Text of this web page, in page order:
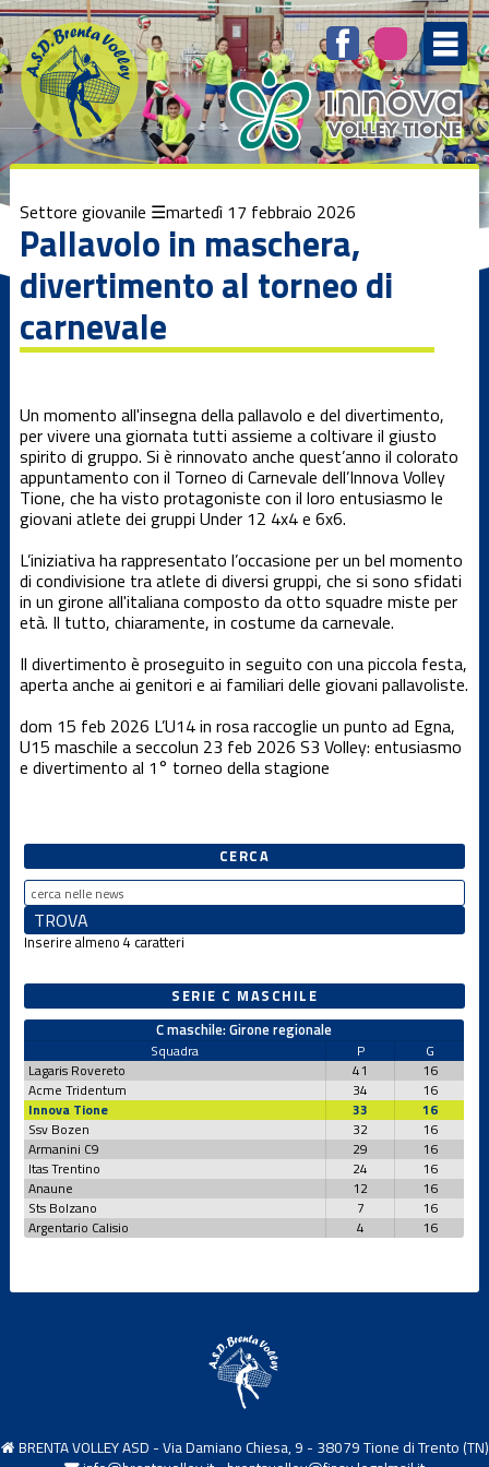
Settore giovanile martedì 17 febbraio 2026
Pallavolo in maschera,
divertimento al torneo di
carnevale
Un momento all'insegna della pallavolo e del divertimento,
per vivere una giornata tutti assieme a coltivare il giusto
spirito di gruppo. Si è rinnovato anche quest’anno il colorato
appuntamento con il Torneo di Carnevale dell’Innova Volley
Tione, che ha visto protagoniste con il loro entusiasmo le
giovani atlete dei gruppi Under 12 4x4 e 6x6.
L’iniziativa ha rappresentato l’occasione per un bel momento
di condivisione tra atlete di diversi gruppi, che si sono sfidati
in un girone all'italiana composto da otto squadre miste per
età. Il tutto, chiaramente, in costume da carnevale.
Il divertimento è proseguito in seguito con una piccola festa,
aperta anche ai genitori e ai familiari delle giovani pallavoliste.
dom 15 feb 2026 L’U14 in rosa raccoglie un punto ad Egna,
U15 maschile a seccolun 23 feb 2026 S3 Volley: entusiasmo
e divertimento al 1° torneo della stagione
degli
argomenti
delle
notizie:
1ª Divisione
femminile
1ª Divisione
Maschile
3ª Divisione
femminile
Beach Volley
Brenta
Kamp
Dalla società
News Locali
portale web
maschile
maschile
Settore
Under 12 F
Under 12
Femminile
Under 12 M
Under 13 F
Under 14 M
CERCA
Inserire almeno 4 caratteri
SERIE C MASCHILE
C maschile: Girone regionale
Squadra P
G
Lagaris Rovereto
41
16
Acme Tridentum
34
16
Innova Tione
33
16
Ssv Bozen
32
16
Armanini C9
29
16
Itas Trentino
24
16
Anaune
12
16
Sts Bolzano
7
16
Argentario Calisio
4 16
BRENTA VOLLEY ASD - Via Damiano Chiesa, 9 - 38079 Tione di Trento (TN)